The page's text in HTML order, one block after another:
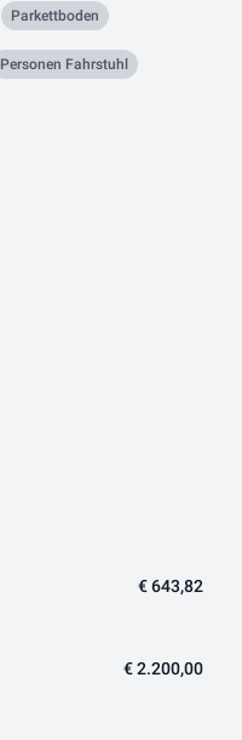
Parkettboden
Personen Fahrstuhl
€ 643,82
€ 2.200,00